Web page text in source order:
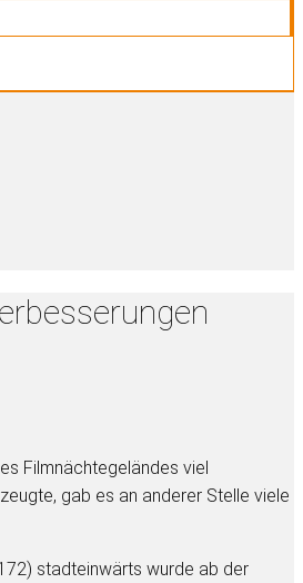
Filmnächtegeländes viel
gab es an anderer Stelle viele
stadteinwärts wurde ab der